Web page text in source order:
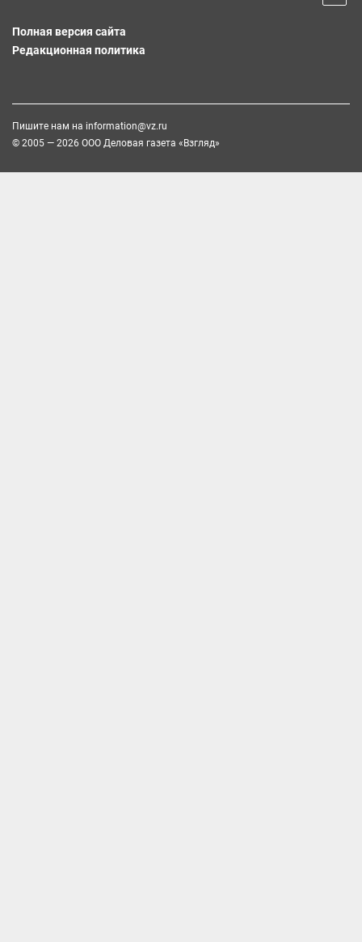
Полная версия сайта
Редакционная политика
Пишите нам на information@vz.ru
© 2005 — 2026 ООО Деловая газета «Взгляд»